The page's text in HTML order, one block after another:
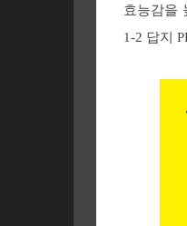
효능감을
1-2 답지